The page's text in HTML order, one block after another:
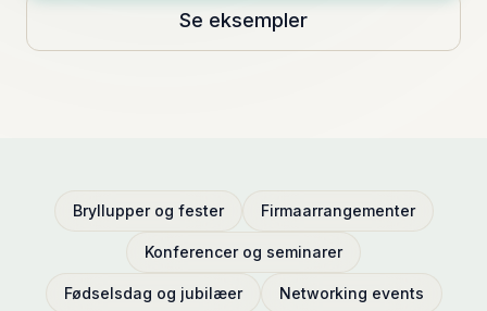
Se eksempler
Bryllupper og fester Firmaarrangementer
Konferencer og seminarer
Fødselsdag og jubilæer Networking events